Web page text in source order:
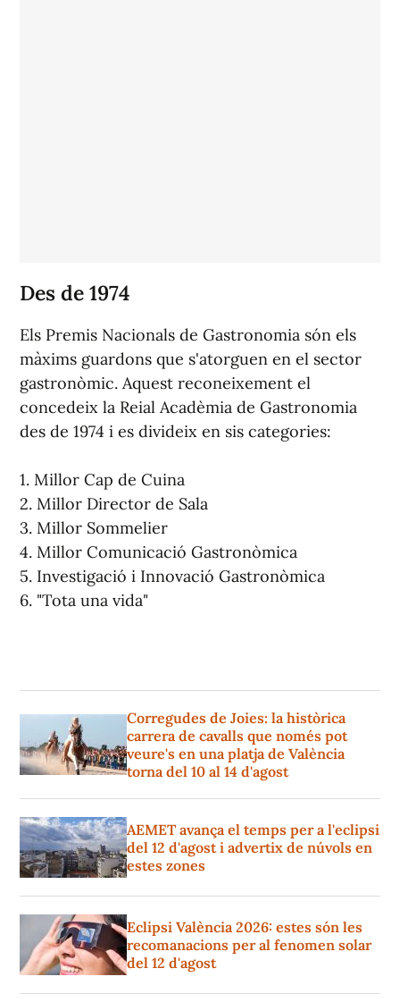
Des de 1974
Els Premis Nacionals de Gastronomia són els
màxims guardons que s'atorguen en el sector
gastronòmic. Aquest reconeixement el
concedeix la Reial Acadèmia de Gastronomia
des de 1974 i es divideix en sis categories:
1. Millor Cap de Cuina
2. Millor Director de Sala
3. Millor Sommelier
4. Millor Comunicació Gastronòmica
5. Investigació i Innovació Gastronòmica
6. "Tota una vida"
Corregudes de Joies: la històrica
carrera de cavalls que només pot
veure's en una platja de València
torna del 10 al 14 d'agost
AEMET avança el temps per a l'eclipsi
del 12 d'agost i advertix de núvols en
estes zones
Eclipsi València 2026: estes són les
recomanacions per al fenomen solar
del 12 d'agost